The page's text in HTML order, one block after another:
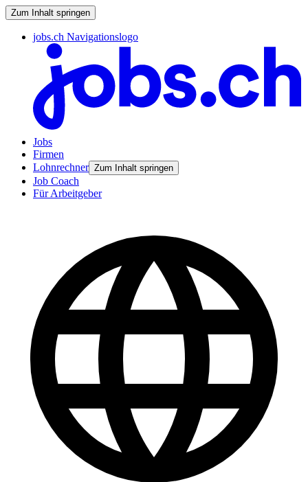
Zum Inhalt springen
jobs.ch Navigationslogo
Jobs
Firmen
Lohnrechner Zum Inhalt springen
Job Coach
Für Arbeitgeber